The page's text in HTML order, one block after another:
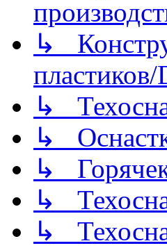
↳
↳
↳
↳
↳
↳